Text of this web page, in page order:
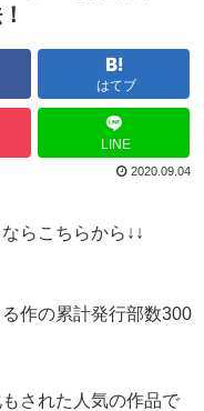
はてブ
LINE
2020.09.04
らこちらから↓↓
作の累計発行部数300
された人気の作品で